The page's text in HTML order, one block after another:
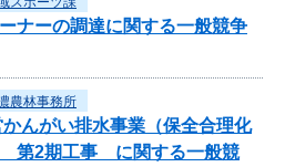
ナーの調達に関する一般競争
農林事務所
かんがい排水事業（保全合理化
第2期工事 に関する一般競